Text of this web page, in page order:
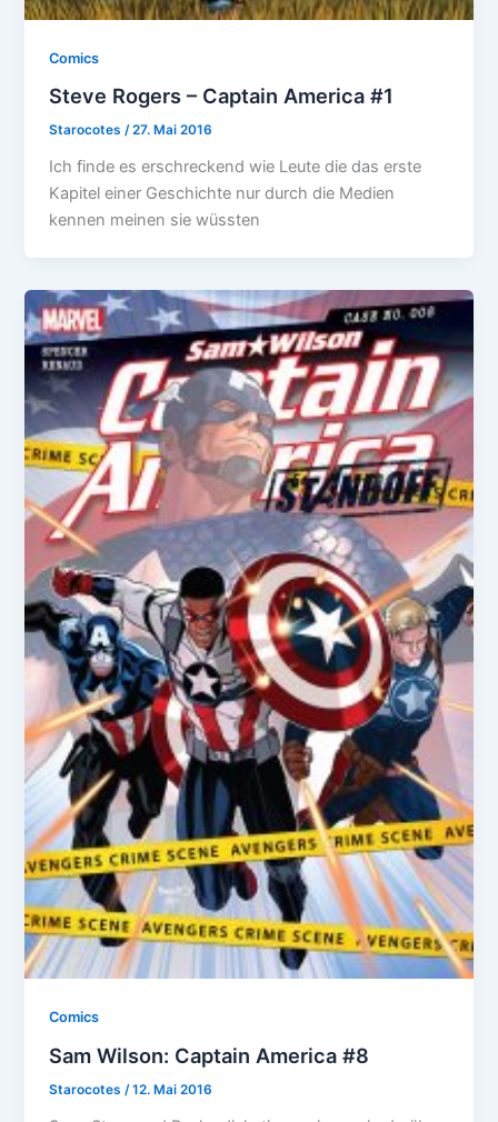
Comics
Steve Rogers – Captain America #1
Starocotes/27. Mai 2016
Ich finde es erschreckend wie Leute die das erste
Kapitel einer Geschichte nur durch die Medien
kennen meinen sie wüssten
Comics
Sam Wilson: Captain America #8
Starocotes/12. Mai 2016